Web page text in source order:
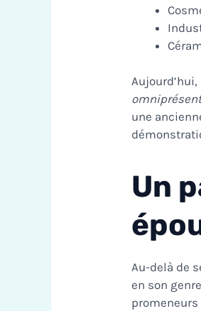
une
Un
Au-delà de
en son
promeneurs